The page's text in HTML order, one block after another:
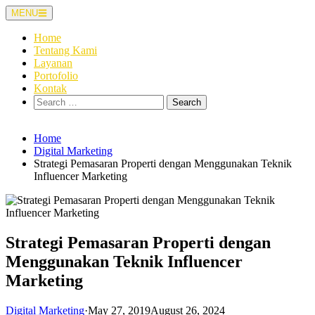
Skip
to
content
MENU
Home
Tentang Kami
Layanan
Portofolio
Kontak
Search
for:
Home
Digital Marketing
Strategi Pemasaran Properti dengan Menggunakan Teknik
Influencer Marketing
Strategi Pemasaran Properti dengan
Menggunakan Teknik Influencer
Marketing
Digital Marketing·May 27, 2019August 26, 2024